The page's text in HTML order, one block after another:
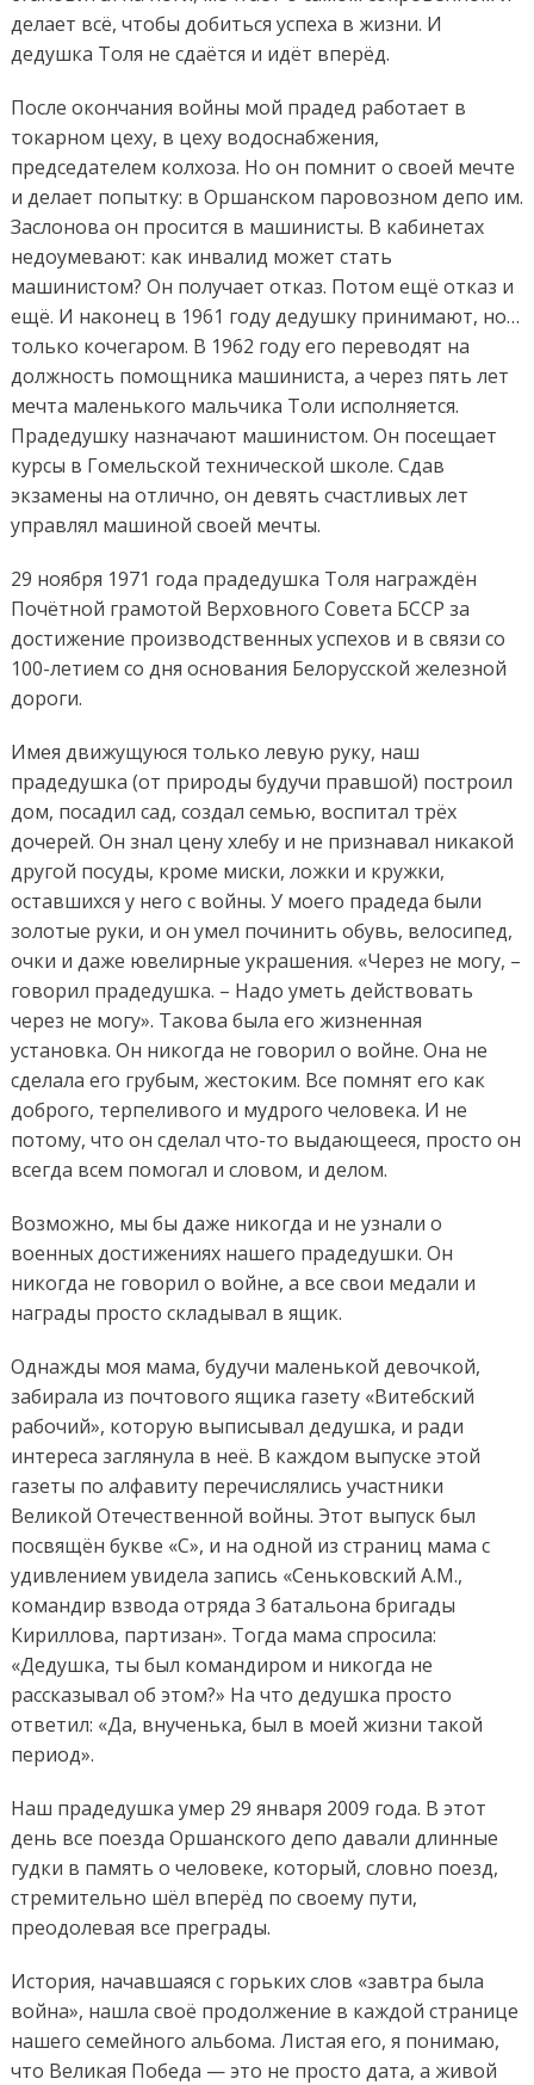
делает всё, чтобы добиться успеха в жизни. И
дедушка Толя не сдаётся и идёт вперёд.
После окончания войны мой прадед работает в
токарном цеху, в цеху водоснабжения,
председателем колхоза. Но он помнит о своей мечте
и делает попытку: в Оршанском паровозном депо им.
Заслонова он просится в машинисты. В кабинетах
недоумевают: как инвалид может стать
машинистом? Он получает отказ. Потом ещё отказ и
ещё. И наконец в 1961 году дедушку принимают, но…
только кочегаром. В 1962 году его переводят на
должность помощника машиниста, а через пять лет
мечта маленького мальчика Толи исполняется.
Прадедушку назначают машинистом. Он посещает
курсы в Гомельской технической школе. Сдав
экзамены на отлично, он девять счастливых лет
управлял машиной своей мечты.
29 ноября 1971 года прадедушка Толя награждён
Почётной грамотой Верховного Совета БССР за
достижение производственных успехов и в связи со
100-летием со дня основания Белорусской железной
дороги.
Имея движущуюся только левую руку, наш
прадедушка (от природы будучи правшой) построил
дом, посадил сад, создал семью, воспитал трёх
дочерей. Он знал цену хлебу и не признавал никакой
другой посуды, кроме миски, ложки и кружки,
оставшихся у него с войны. У моего прадеда были
золотые руки, и он умел починить обувь, велосипед,
очки и даже ювелирные украшения. «Через не могу, –
говорил прадедушка. – Надо уметь действовать
через не могу». Такова была его жизненная
установка. Он никогда не говорил о войне. Она не
сделала его грубым, жестоким. Все помнят его как
доброго, терпеливого и мудрого человека. И не
потому, что он сделал что-то выдающееся, просто он
всегда всем помогал и словом, и делом.
Возможно, мы бы даже никогда и не узнали о
военных достижениях нашего прадедушки. Он
никогда не говорил о войне, а все свои медали и
награды просто складывал в ящик.
Однажды моя мама, будучи маленькой девочкой,
забирала из почтового ящика газету «Витебский
рабочий», которую выписывал дедушка, и ради
интереса заглянула в неё. В каждом выпуске этой
газеты по алфавиту перечислялись участники
Великой Отечественной войны. Этот выпуск был
посвящён букве «С», и на одной из страниц мама с
удивлением увидела запись «Сеньковский А.М.,
командир взвода отряда 3 батальона бригады
Кириллова, партизан». Тогда мама спросила:
«Дедушка, ты был командиром и никогда не
рассказывал об этом?» На что дедушка просто
ответил: «Да, внученька, был в моей жизни такой
период».
Наш прадедушка умер 29 января 2009 года. В этот
день все поезда Оршанского депо давали длинные
гудки в память о человеке, который, словно поезд,
стремительно шёл вперёд по своему пути,
преодолевая все преграды.
История, начавшаяся с горьких слов «завтра была
война», нашла своё продолжение в каждой странице
нашего семейного альбома. Листая его, я понимаю,
что Великая Победа — это не просто дата, а живой